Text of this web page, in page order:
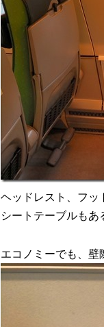
ヘッドレスト、フッ
シートテーブルもあ
エコノミーでも、壁